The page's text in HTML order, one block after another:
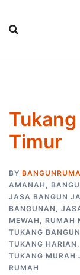
content
Timur
BY
AMANAH ,
JASA BANGUN
BANGUNAN ,
MEWAH , RUMAH
TUKANG
TUKANG HARIAN ,
TUKANG MURAH
RUMAH